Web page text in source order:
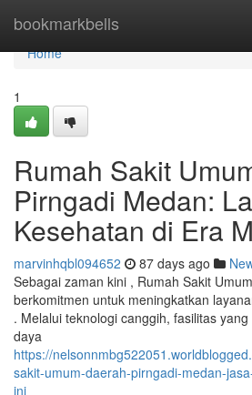
bookmarkbells
Home
Home
1
Rumah Sakit
Pirngadi Medan:
Kesehatan di Era
marvinhqbl094652 87 days ago
Sebagai zaman kini , Rumah Sakit
berkomitmen untuk meningkatkan
. Melalui teknologi canggih, fasilitas
daya
https://
sakit-umum-daerah-pirngadi-medan-
ini